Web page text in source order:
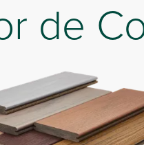
de